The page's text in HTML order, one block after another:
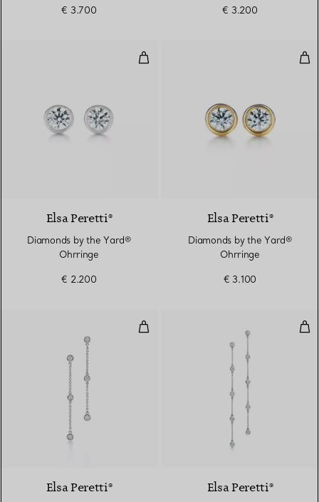
€ 3.700 € 3.200
Diamonds by the Yard®
Elsa Peretti®
Diamonds by the Yard®
Ohrringe
€ 2.200
Elsa Peretti®
Diamonds by the Yard®
Ohrringe
€ 3.100
Diamonds by the Yard®
Elsa Peretti® Elsa Peretti®